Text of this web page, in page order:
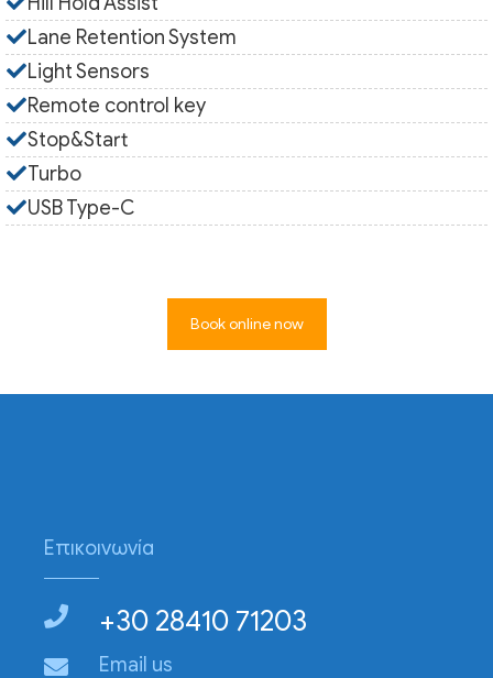
Lane Retention System
Light Sensors
Remote control key
Stop&Start
Turbo
USB Type-C
Book online now
Επικοινωνία
+30 28410 71203
Email us